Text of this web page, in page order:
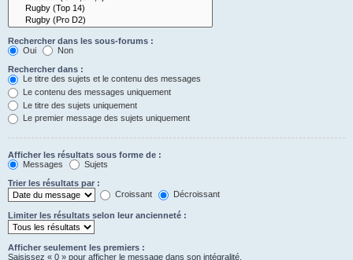
Rechercher dans les sous-forums :
Oui
Non
Rechercher dans :
Le titre des sujets et le contenu des messages
Le contenu des messages uniquement
Le titre des sujets uniquement
Le premier message des sujets uniquement
Afficher les résultats sous forme de :
Messages
Sujets
Trier les résultats par :
Croissant
Décroissant
Limiter les résultats selon leur ancienneté :
Afficher seulement les premiers :
Saisissez « 0 » pour afficher le message dans son intégralité.